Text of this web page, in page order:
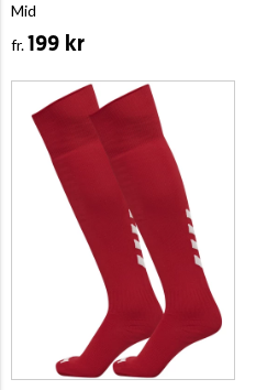
Mid
fr.199 kr